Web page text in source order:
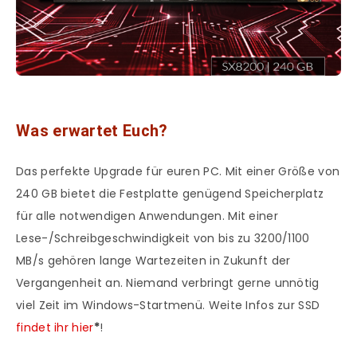
Was erwartet Euch?
Das perfekte Upgrade für euren PC. Mit einer Größe von
240 GB bietet die Festplatte genügend Speicherplatz
für alle notwendigen Anwendungen. Mit einer
Lese-/Schreibgeschwindigkeit von bis zu 3200/1100
MB/s gehören lange Wartezeiten in Zukunft der
Vergangenheit an. Niemand verbringt gerne unnötig
viel Zeit im Windows-Startmenü. Weite Infos zur SSD
findet ihr hier*!